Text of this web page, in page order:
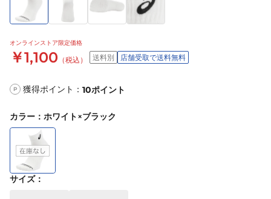
オンラインストア限定価格
￥1,100 （税込） 送料別 店舗受取で送料無料
P 獲得ポイント： 10ポイント
カラー ： ホワイト×ブラック
サイズ：